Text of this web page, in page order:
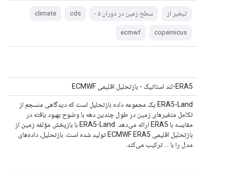
تبخیر از سطح زمین در دوران ۵ - cds
climate
copernicus
ecmwf
ERA5-لند استاتیک - بازتحلیل اقلیمی ECMWF
ERA5-Land یک مجموعه داده بازتحلیل است که دیدگاهی منسجم از
تکامل متغیرهای زمین در طول چندین دهه با وضوح بهبود یافته در
مقایسه با ERA5 ارائه می‌دهد. ERA5-Land با بازپخش مؤلفه زمین از
بازتحلیل اقلیمی ECMWF ERA5 تولید شده است. بازتحلیل، داده‌های
مدل را با ... ترکیب می‌کند.